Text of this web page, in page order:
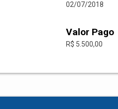
02/07/2018
Valor Pago
R$ 5.500,00